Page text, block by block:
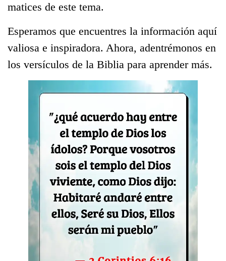
matices de este tema.
Esperamos que encuentres la información aquí
valiosa e inspiradora. Ahora, adentrémonos en
los versículos de la Biblia para aprender más.